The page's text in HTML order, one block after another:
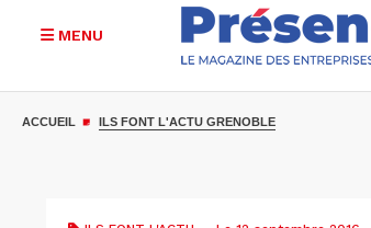
MENU
ACCUEIL ILS FONT L'ACTU GRENOBLE